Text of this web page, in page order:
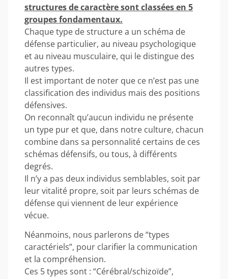
structures de caractère sont classées en 5
groupes fondamentaux.
Chaque type de structure a un schéma de
défense particulier, au niveau psychologique
et au niveau musculaire, qui le distingue des
autres types.
Il est important de noter que ce n’est pas une
classification des individus mais des positions
défensives.
On reconnaît qu’aucun individu ne présente
un type pur et que, dans notre culture, chacun
combine dans sa personnalité certains de ces
schémas défensifs, ou tous, à différents
degrés.
Il n’y a pas deux individus semblables, soit par
leur vitalité propre, soit par leurs schémas de
défense qui viennent de leur expérience
vécue.
Néanmoins, nous parlerons de “types
caractériels”, pour clarifier la communication
et la compréhension.
Ces 5 types sont : “Cérébral/schizoïde”,